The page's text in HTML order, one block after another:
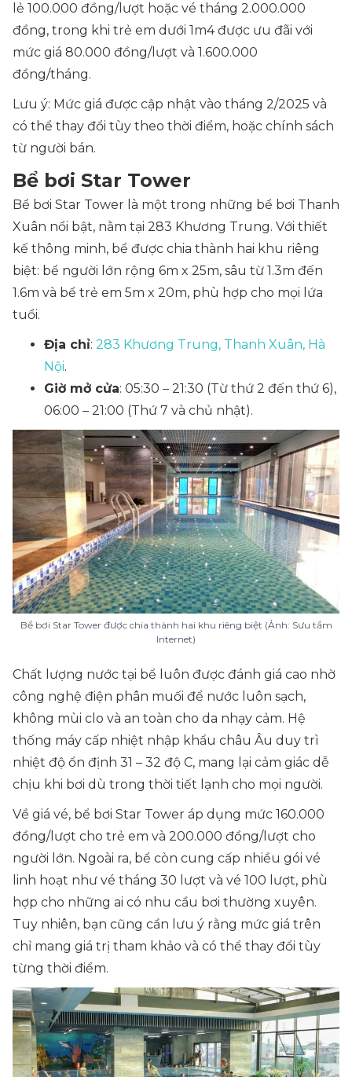
lẻ 100.000 đồng/lượt hoặc vé tháng 2.000.000
đồng, trong khi trẻ em dưới 1m4 được ưu đãi với
mức giá 80.000 đồng/lượt và 1.600.000
đồng/tháng.
Lưu ý: Mức giá được cập nhật vào tháng 2/2025 và
có thể thay đổi tùy theo thời điểm, hoặc chính sách
từ người bán.
Bể bơi Star Tower
Bể bơi Star Tower là một trong những bể bơi Thanh
Xuân nổi bật, nằm tại 283 Khương Trung. Với thiết
kế thông minh, bể được chia thành hai khu riêng
biệt: bể người lớn rộng 6m x 25m, sâu từ 1.3m đến
1.6m và bể trẻ em 5m x 20m, phù hợp cho mọi lứa
tuổi.
Địa chỉ: 283 Khương Trung, Thanh Xuân, Hà
Nội.
Giờ mở cửa: 05:30 – 21:30 (Từ thứ 2 đến thứ 6),
06:00 – 21:00 (Thứ 7 và chủ nhật).
Bể bơi Star Tower được chia thành hai khu riêng biệt (Ảnh: Sưu tầm
Internet)
Chất lượng nước tại bể luôn được đánh giá cao nhờ
công nghệ điện phân muối để nước luôn sạch,
không mùi clo và an toàn cho da nhạy cảm. Hệ
thống máy cấp nhiệt nhập khẩu châu Âu duy trì
nhiệt độ ổn định 31 – 32 độ C, mang lại cảm giác dễ
chịu khi bơi dù trong thời tiết lạnh cho mọi người.
Về giá vé, bể bơi Star Tower áp dụng mức 160.000
đồng/lượt cho trẻ em và 200.000 đồng/lượt cho
người lớn. Ngoài ra, bể còn cung cấp nhiều gói vé
linh hoạt như vé tháng 30 lượt và vé 100 lượt, phù
hợp cho những ai có nhu cầu bơi thường xuyên.
Tuy nhiên, bạn cũng cần lưu ý rằng mức giá trên
chỉ mang giá trị tham khảo và có thể thay đổi tùy
từng thời điểm.